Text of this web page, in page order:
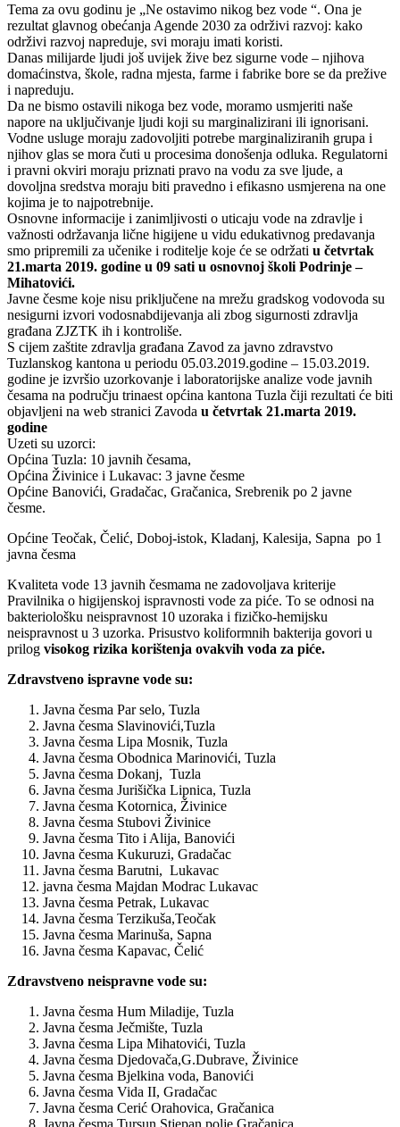
Tema za ovu godinu je „Ne ostavimo nikog bez vode “. Ona je
rezultat glavnog obećanja Agende 2030 za održivi razvoj: kako
održivi razvoj napreduje, svi moraju imati koristi.
Danas milijarde ljudi još uvijek žive bez sigurne vode – njihova
domaćinstva, škole, radna mjesta, farme i fabrike bore se da prežive
i napreduju.
Da ne bismo ostavili nikoga bez vode, moramo usmjeriti naše
napore na uključivanje ljudi koji su marginalizirani ili ignorisani.
Vodne usluge moraju zadovoljiti potrebe marginaliziranih grupa i
njihov glas se mora čuti u procesima donošenja odluka. Regulatorni
i pravni okviri moraju priznati pravo na vodu za sve ljude, a
dovoljna sredstva moraju biti pravedno i efikasno usmjerena na one
kojima je to najpotrebnije.
Osnovne informacije i zanimljivosti o uticaju vode na zdravlje i
važnosti održavanja lične higijene u vidu edukativnog predavanja
smo pripremili za učenike i roditelje koje će se održati u četvrtak
21.marta 2019. godine u 09 sati u osnovnoj školi Podrinje –
Mihatovići.
Javne česme koje nisu priključene na mrežu gradskog vodovoda su
nesigurni izvori vodosnabdijevanja ali zbog sigurnosti zdravlja
građana ZJZTK ih i kontroliše.
S cijem zaštite zdravlja građana Zavod za javno zdravstvo
Tuzlanskog kantona u periodu 05.03.2019.godine – 15.03.2019.
godine je izvršio uzorkovanje i laboratorijske analize vode javnih
česama na području trinaest općina kantona Tuzla čiji rezultati će biti
objavljeni na web stranici Zavoda u četvrtak 21.marta 2019.
godine
Uzeti su uzorci:
Općina Tuzla: 10 javnih česama,
Općina Živinice i Lukavac: 3 javne česme
Općine Banovići, Gradačac, Gračanica, Srebrenik po 2 javne
česme.
Općine Teočak, Čelić, Doboj-istok, Kladanj, Kalesija, Sapna po 1
javna česma
Kvaliteta vode 13 javnih česmama ne zadovoljava kriterije
Pravilnika o higijenskoj ispravnosti vode za piće. To se odnosi na
bakteriološku neispravnost 10 uzoraka i fizičko-hemijsku
neispravnost u 3 uzorka. Prisustvo koliformnih bakterija govori u
prilog visokog rizika korištenja ovakvih voda za piće.
Zdravstveno ispravne vode su:
Javna česma Par selo, Tuzla
Javna česma Slavinovići,Tuzla
Javna česma Lipa Mosnik, Tuzla
Javna česma Obodnica Marinovići, Tuzla
Javna česma Dokanj, Tuzla
Javna česma Jurišička Lipnica, Tuzla
Javna česma Kotornica, Živinice
Javna česma Stubovi Živinice
Javna česma Tito i Alija, Banovići
Javna česma Kukuruzi, Gradačac
Javna česma Barutni, Lukavac
javna česma Majdan Modrac Lukavac
Javna česma Petrak, Lukavac
Javna česma Terzikuša,Teočak
Javna česma Marinuša, Sapna
Javna česma Kapavac, Čelić
Zdravstveno neispravne vode su:
Javna česma Hum Miladije, Tuzla
Javna česma Ječmište, Tuzla
Javna česma Lipa Mihatovići, Tuzla
Javna česma Djedovača,G.Dubrave, Živinice
Javna česma Bjelkina voda, Banovići
Javna česma Vida II, Gradačac
Javna česma Cerić Orahovica, Gračanica
Javna česma Tursun Stjepan polje Gračanica,